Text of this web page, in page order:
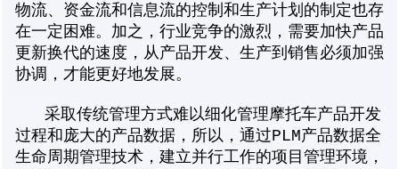
物流、资金流和信息流的控制和生产计划的制定也存
在一定困难。加之，行业竞争的激烈，需要加快产品
更新换代的速度，从产品开发、生产到销售必须加强
协调，才能更好地发展。
采取传统管理方式难以细化管理摩托车产品开发
过程和庞大的产品数据，所以，通过PLM产品数据全
生命周期管理技术，建立并行工作的项目管理环境，